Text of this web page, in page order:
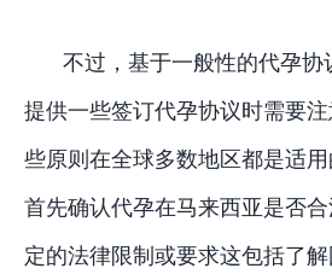
不过，基于一般性的代孕协
提供一些签订代孕协议时需要
些原则在全球多数地区都是适用
首先确认代孕在马来西亚是否
定的法律限制或要求这包括了